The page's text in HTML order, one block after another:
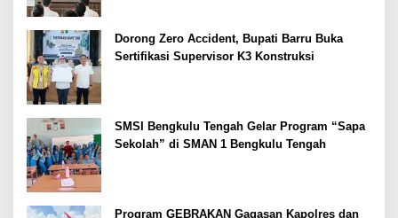
Dorong Zero Accident, Bupati Barru Buka
Sertifikasi Supervisor K3 Konstruksi
SMSI Bengkulu Tengah Gelar Program “Sapa
Sekolah” di SMAN 1 Bengkulu Tengah
Program GEBRAKAN Gagasan Kapolres dan